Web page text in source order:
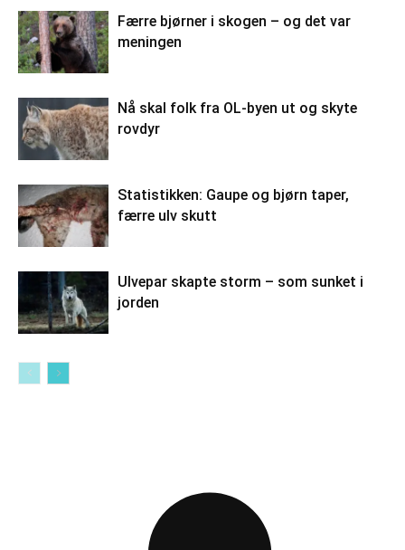
Færre bjørner i skogen – og det var
meningen
Nå skal folk fra OL-byen ut og skyte
rovdyr
Statistikken: Gaupe og bjørn taper,
færre ulv skutt
Ulvepar skapte storm – som sunket i
jorden